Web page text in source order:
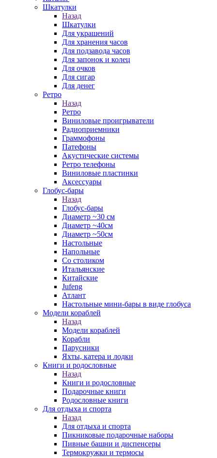
Шкатулки
Назад
Шкатулки
Для украшений
Для хранения часов
Для подзавода часов
Для запонок и колец
Для очков
Для сигар
Для денег
Ретро
Назад
Ретро
Виниловые проигрыватели
Радиоприемники
Граммофоны
Патефоны
Акустические системы
Ретро телефоны
Виниловые пластинки
Аксессуары
Глобус-бары
Назад
Глобус-бары
Диаметр ~30 см
Диаметр ~40см
Диаметр ~50см
Настольные
Напольные
Со столиком
Итальянские
Китайские
Jufeng
Атлант
Настольные мини-бары в виде глобуса
Модели кораблей
Назад
Модели кораблей
Корабли
Парусники
Яхты, катера и лодки
Книги и родословные
Назад
Книги и родословные
Подарочные книги
Родословные книги
Для отдыха и спорта
Назад
Для отдыха и спорта
Пикниковые подарочные наборы
Пивные башни и диспенсеры
Термокружки и термосы